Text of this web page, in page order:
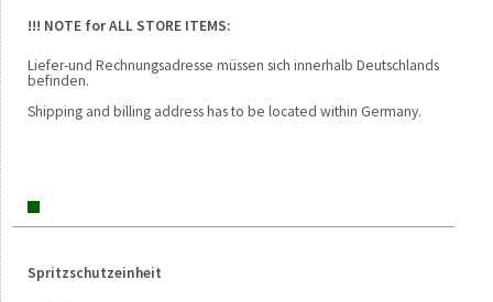
!!! NOTE for ALL STORE ITEMS:
Liefer-und Rechnungsadresse müssen sich innerhalb Deutschlands
befinden.
Shipping and billing address has to be located within Germany.
Spritzschutzeinheit